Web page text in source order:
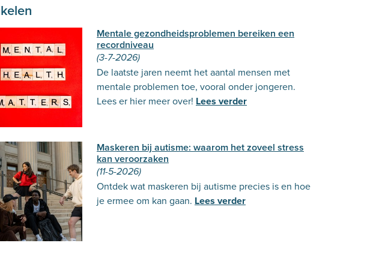
Mentale gezondheidsproblemen bereiken een
recordniveau
(3-7-2026)
De laatste jaren neemt het aantal mensen met
mentale problemen toe, vooral onder jongeren.
Lees er hier meer over! Lees verder
Maskeren bij autisme: waarom het zoveel stress
kan veroorzaken
(11-5-2026)
Ontdek wat maskeren bij autisme precies is en hoe
je ermee om kan gaan. Lees verder